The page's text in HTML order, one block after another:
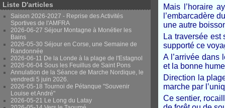
Liste D'articles
Saison 2026-2027 - Reprise des Activités
Sportives de l'AMFRA
2026-06-27 Séjour Montagne à Monétier les
Bains
2026-05-30 Séjour en Corse, une Semaine de
Randonnée
2026-06-11 De la Londe à la plage de l'Estagnol
2026-06-04 Sous les Feuillus de Saint Pons
Annulation de la Séance de Marche Nordique, le
vendredi 5 juin 2026.
2026-05-18 Tournoi de Pétanque "Souvenir
Louise et André"
2026-05-21 Le Long du Latay
Mais l’horaire
l’embarcadère
une autre
La traversée
supporté ce
A l’arrivée dans
et la bonne
Direction la
marche par
Ce sentier,